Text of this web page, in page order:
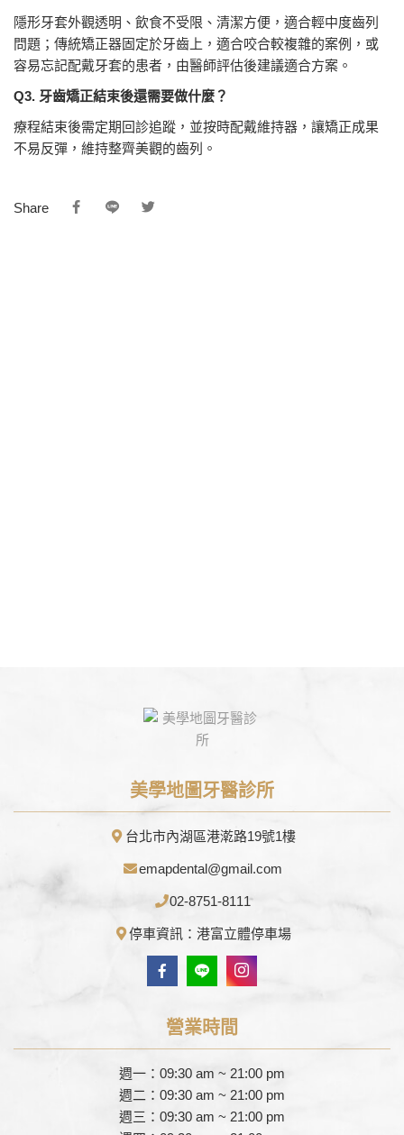
隱形牙套外觀透明、飲食不受限、清潔方便，適合輕中度齒列
問題；傳統矯正器固定於牙齒上，適合咬合較複雜的案例，或
容易忘記配戴牙套的患者，由醫師評估後建議適合方案。
Q3. 牙齒矯正結束後還需要做什麼？
療程結束後需定期回診追蹤，並按時配戴維持器，讓矯正成果
不易反彈，維持整齊美觀的齒列。
Share
美學地圖牙醫診所
台北市內湖區港漧路19號1樓
emapdental@gmail.com
02-8751-8111
停車資訊：港富立體停車場
營業時間
週一：09:30 am ~ 21:00 pm
週二：09:30 am ~ 21:00 pm
週三：09:30 am ~ 21:00 pm